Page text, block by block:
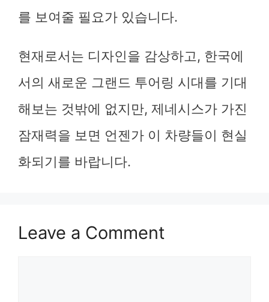
를 보여줄 필요가 있습니다.
현재로서는 디자인을 감상하고, 한국에
서의 새로운 그랜드 투어링 시대를 기대
해보는 것밖에 없지만, 제네시스가 가진
잠재력을 보면 언젠가 이 차량들이 현실
화되기를 바랍니다.
Leave a Comment